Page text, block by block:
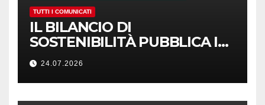
TUTTI I COMUNICATI
IL BILANCIO DI
SOSTENIBILITÀ PUBBLICA I
NUMERI. MA I CRITERI?
24.07.2026